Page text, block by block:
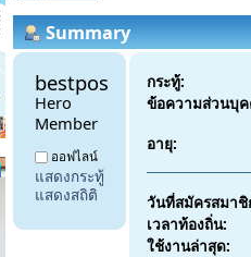
Summary
bestpostdd11
Hero
Member
ออฟไลน์
แสดงกระทู้
แสดงสถิติ
กระทู้:
ข้อความส่วนบุ
อายุ:
วันที่สมัครสมาชิ
เวลาท้องถิ่น:
ใช้งานล่าสุด: